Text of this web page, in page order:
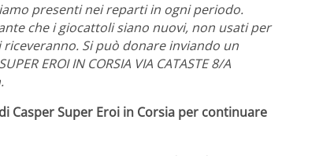
presenti nei reparti in ogni periodo.
che i giocattoli siano nuovi, non usati per
Si può donare inviando un
EROI IN CORSIA VIA CATASTE 8/A
Casper Super Eroi in Corsia per continuare